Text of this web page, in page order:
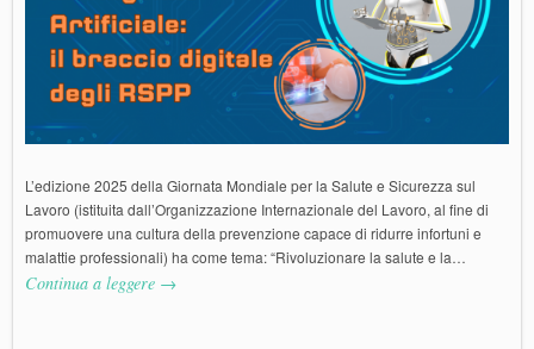
L’edizione 2025 della Giornata Mondiale per la Salute e Sicurezza sul
Lavoro (istituita dall’Organizzazione Internazionale del Lavoro, al fine di
promuovere una cultura della prevenzione capace di ridurre infortuni e
malattie professionali) ha come tema: “Rivoluzionare la salute e la…
Continua a leggere →